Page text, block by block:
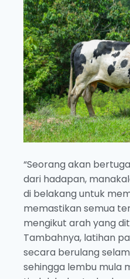
“Seorang akan
dari hadapan,
di belakang untuk
memastikan semua
mengikut arah yang
Tambahnya, latihan
secara berulang
sehingga lembu mula